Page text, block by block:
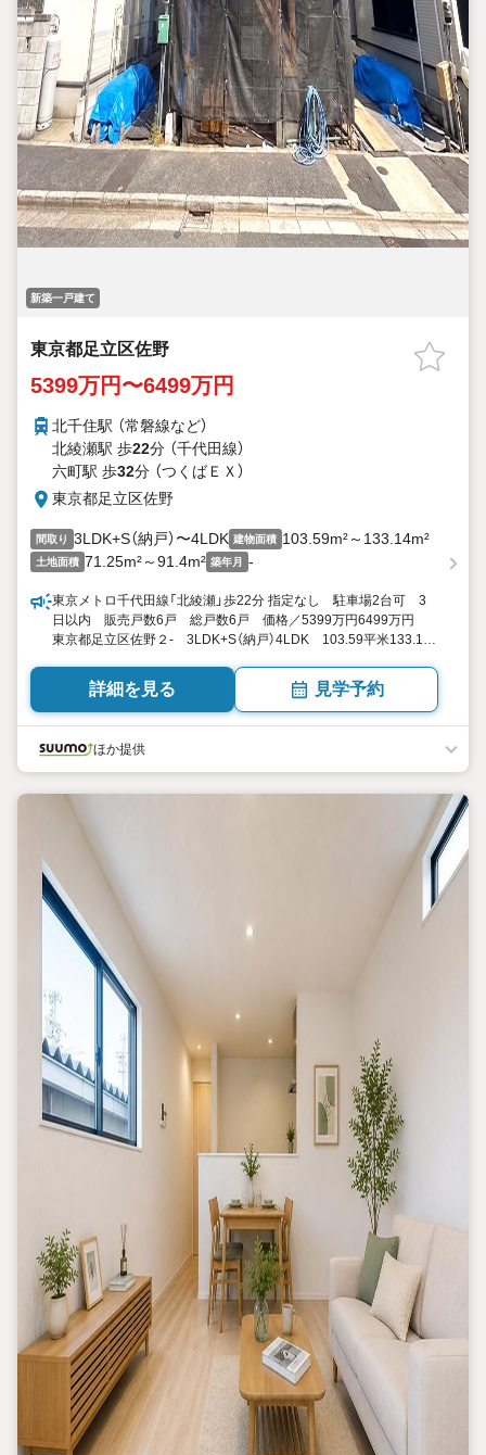
新築一戸建て
東京都足立区佐野
5399万円〜6499万円
北千住駅 （常磐線など）
北綾瀬駅 歩22分 （千代田線）
六町駅 歩32分 （つくばＥＸ）
東京都足立区佐野
間取り 3LDK+S（納戸）〜4LDK 建物面積 103.59m²～133.14m²
土地面積 71.25m²～91.4m² 築年月 -
東京メトロ千代田線「北綾瀬」歩22分 指定なし 駐車場2台可 3
日以内 販売戸数6戸 総戸数6戸 価格／5399万円6499万円
東京都足立区佐野２- 3LDK+S（納戸）4LDK 103.59平米133.14
詳細を見る 見学予約
ほか提供